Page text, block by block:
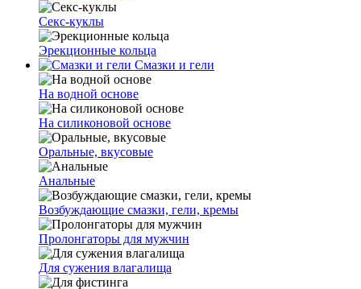
Секс-куклы
Эрекционные кольца
Смазки и гели
На водной основе
На силиконовой основе
Оральные, вкусовые
Анальные
Возбуждающие смазки, гели, кремы
Пролонгаторы для мужчин
Для сужения влагалища